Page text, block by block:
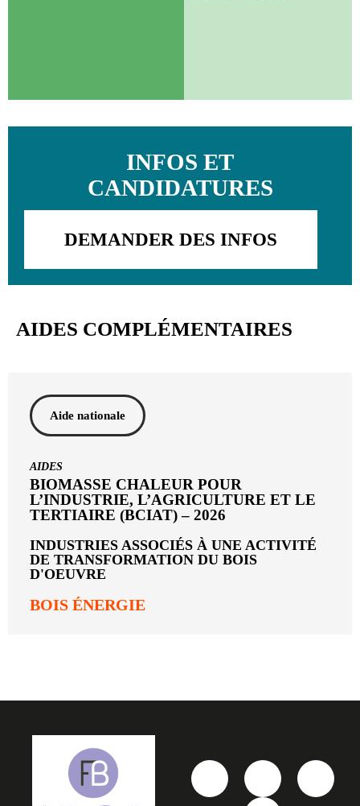
INFOS ET
CANDIDATURES
DEMANDER DES INFOS
AIDES COMPLÉMENTAIRES
Aide nationale
AIDES
BIOMASSE CHALEUR POUR
L’INDUSTRIE, L’AGRICULTURE ET LE
TERTIAIRE (BCIAT) – 2026
INDUSTRIES ASSOCIÉS À UNE ACTIVITÉ
DE TRANSFORMATION DU BOIS
D'OEUVRE
BOIS ÉNERGIE